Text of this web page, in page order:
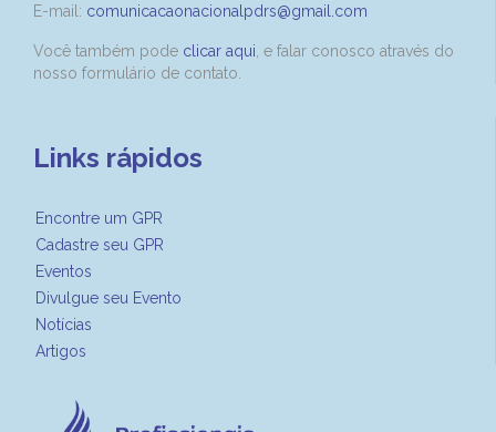
E-mail: comunicacaonacionalpdrs@gmail.com
Você também pode clicar aqui, e falar conosco através do
nosso formulário de contato.
Links rápidos
Encontre um GPR
Cadastre seu GPR
Eventos
Divulgue seu Evento
Notícias
Artigos